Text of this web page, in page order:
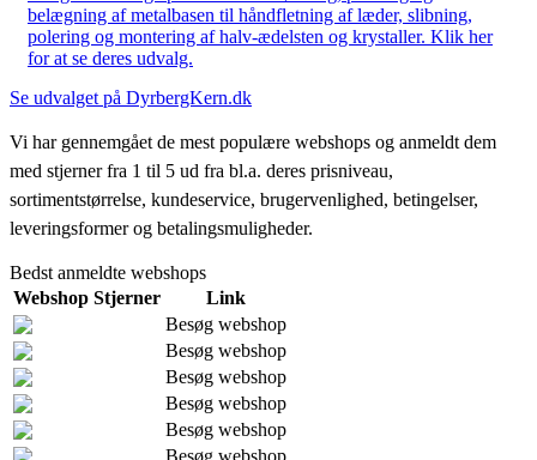
belægning af metalbasen til håndfletning af læder, slibning,
polering og montering af halv-ædelsten og krystaller. Klik her
for at se deres udvalg.
Se udvalget på DyrbergKern.dk
Vi har gennemgået de mest populære webshops og anmeldt dem
med stjerner fra 1 til 5 ud fra bl.a. deres prisniveau,
sortimentstørrelse, kundeservice, brugervenlighed, betingelser,
leveringsformer og betalingsmuligheder.
Bedst anmeldte webshops
Webshop Stjerner
Link
Besøg webshop
Besøg webshop
Besøg webshop
Besøg webshop
Besøg webshop
Besøg webshop